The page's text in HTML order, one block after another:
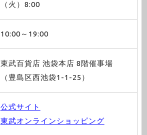
（火）8:00
10:00～19:00
東武百貨店 池袋本店 8階催事場
（豊島区西池袋1-1-25）
公式サイト
東武オンラインショッピング